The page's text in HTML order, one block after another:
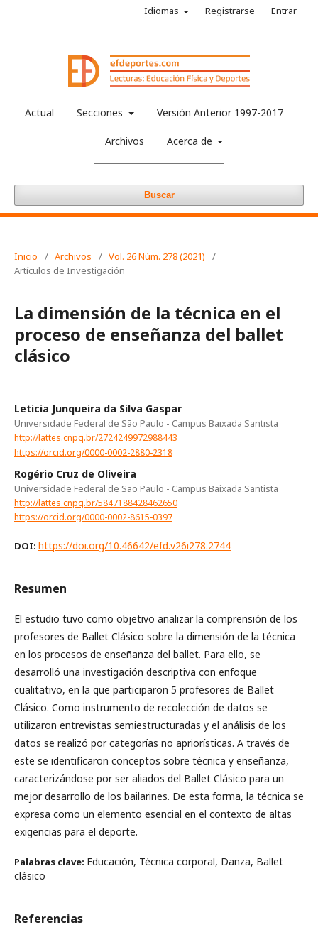
Actual Secciones Versión Anterior 1997-2017
Archivos Acerca de
Buscar
Idiomas Registrarse Entrar
Inicio / Archivos / Vol. 26 Núm. 278 (2021)
/
Artículos de Investigación
La dimensión de la técnica en el
proceso de enseñanza del ballet
clásico
Leticia Junqueira da Silva Gaspar
Universidade Federal de São Paulo - Campus Baixada Santista
http://lattes.cnpq.br/2724249972988443
https://orcid.org/0000-0002-2880-2318
Rogério Cruz de Oliveira
Universidade Federal de São Paulo - Campus Baixada Santista
http://lattes.cnpq.br/5847188428462650
https://orcid.org/0000-0002-8615-0397
DOI: https://doi.org/10.46642/efd.v26i278.2744
Resumen
El estudio tuvo como objetivo analizar la comprensión de los
profesores de Ballet Clásico sobre la dimensión de la técnica
en los procesos de enseñanza del ballet. Para ello, se
desarrolló una investigación descriptiva con enfoque
cualitativo, en la que participaron 5 profesores de Ballet
Clásico. Como instrumento de recolección de datos se
utilizaron entrevistas semiestructuradas y el análisis de los
datos se realizó por categorías no apriorísticas. A través de
este se identificaron conceptos sobre técnica y enseñanza,
caracterizándose por ser aliados del Ballet Clásico para un
mejor desarrollo de los bailarines. De esta forma, la técnica se
expresa como un elemento esencial en el contexto de altas
exigencias para el deporte.
Palabras clave: Educación, Técnica corporal, Danza, Ballet
clásico
Referencias